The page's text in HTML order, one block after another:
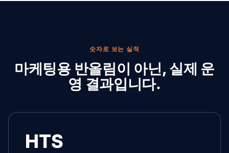
숫자로 보는 실적
마케팅용 반올림이 아닌, 실제 운
영 결과입니다.
HTS